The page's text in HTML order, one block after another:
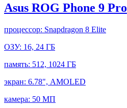
Asus ROG Phone 9 Pro
процессор: Snapdragon 8 Elite
ОЗУ: 16, 24 ГБ
память: 512, 1024 ГБ
экран: 6.78", AMOLED
камера: 50 МП